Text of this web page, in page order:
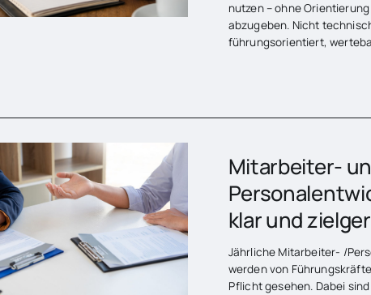
nutzen – ohne
abzugeben. Nicht
führungsorientiert,
Mitarbeiter-
klar und
Jährliche Mitarbeiter- /
werden von
Pflicht gesehen. Dabei